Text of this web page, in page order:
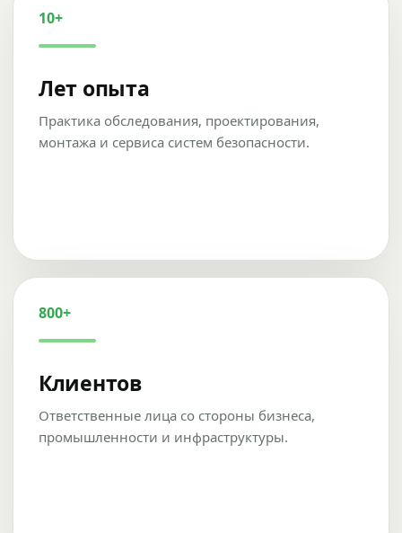
10+
Лет опыта
Практика обследования, проектирования,
монтажа и сервиса систем безопасности.
800+
Клиентов
Ответственные лица со стороны бизнеса,
промышленности и инфраструктуры.